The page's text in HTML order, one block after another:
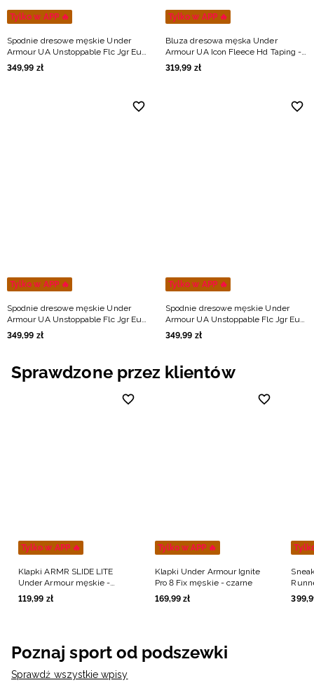
Tylko w APP 🔥
Spodnie dresowe męskie Under
Armour UA Unstoppable Flc Jgr Eu -
szare
349,99 zł
Tylko w APP 🔥
Bluza dresowa męska Under
Armour UA Icon Fleece Hd Taping -
czarna
319,99 zł
Tylko w APP 🔥
Spodnie dresowe męskie Under
Armour UA Unstoppable Flc Jgr Eu -
beżowe
349,99 zł
Tylko w APP 🔥
Spodnie dresowe męskie Under
Armour UA Unstoppable Flc Jgr Eu -
czarne
349,99 zł
Sprawdzone przez klientów
Tylko w APP 🔥
Klapki ARMR SLIDE LITE
Under Armour męskie -
czarne
119,99 zł
Tylko w APP 🔥
Klapki Under Armour Ignite
Pro 8 Fix męskie - czarne
169,99 zł
399,
Poznaj sport od podszewki
Sprawdź wszystkie wpisy